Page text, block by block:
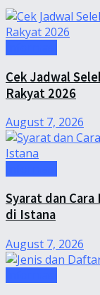
Cek Jadwal
Rakyat 2026
August 7, 2026
Syarat dan
di Istana
August 7, 2026